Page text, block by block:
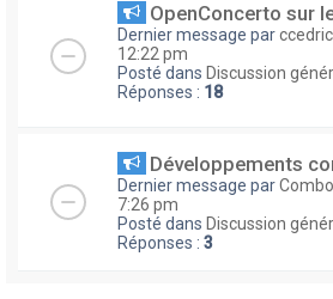
OpenConcerto sur
Dernier message parccedric
12:22 pm
Posté dans Discussion
Réponses : 18
Développements
Dernier message parCombo
7:26 pm
Posté dans Discussion
Réponses : 3